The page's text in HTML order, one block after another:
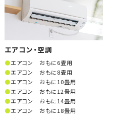
エアコン・空調
エアコン おもに6畳用
エアコン おもに8畳用
エアコン おもに10畳用
エアコン おもに12畳用
エアコン おもに14畳用
エアコン おもに18畳用